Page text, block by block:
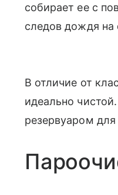
собирает ее с
следов дождя на
В отличие от
идеально
резервуаром